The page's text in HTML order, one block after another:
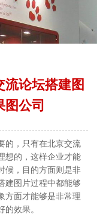
流论坛搭建图
图公司
的，只有在北京交流
想的，这样企业才能
候，目的方面则是非
建图片过程中都能够
方面才能够是非常理
效果。